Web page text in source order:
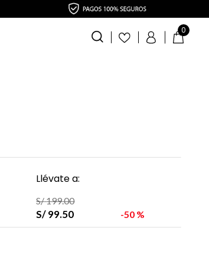
0
Llévate a:
S/199.00
S/99.50 50 %